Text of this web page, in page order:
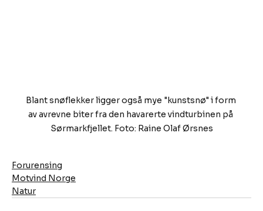
Blant snøflekker ligger også mye "kunstsnø" i form
av avrevne biter fra den havarerte vindturbinen på
Sørmarkfjellet. Foto: Raine Olaf Ørsnes
Forurensing
Motvind Norge
Natur